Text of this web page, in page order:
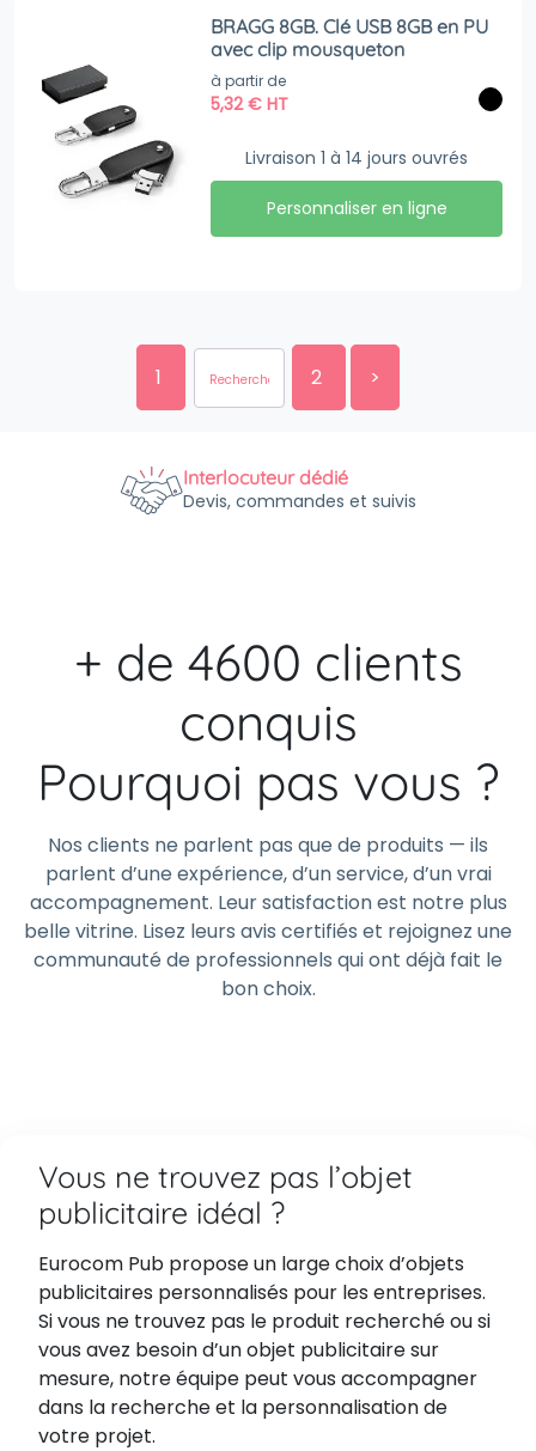
BRAGG 8GB. Clé USB 8GB en PU
avec clip mousqueton
à partir de
5,32€ HT
Livraison 1 à 14 jours ouvrés
Personnaliser en ligne
1 2 >
Interlocuteur dédié
Devis, commandes et suivis
+ de 4600 clients
conquis
Pourquoi pas vous ?
Nos clients ne parlent pas que de produits — ils
parlent d’une expérience, d’un service, d’un vrai
accompagnement. Leur satisfaction est notre plus
belle vitrine. Lisez leurs avis certifiés et rejoignez une
communauté de professionnels qui ont déjà fait le
bon choix.
Vous ne trouvez pas l’objet
publicitaire idéal ?
Eurocom Pub propose un large choix d’objets
publicitaires personnalisés pour les entreprises.
Si vous ne trouvez pas le produit recherché ou si
vous avez besoin d’un objet publicitaire sur
mesure, notre équipe peut vous accompagner
dans la recherche et la personnalisation de
votre projet.